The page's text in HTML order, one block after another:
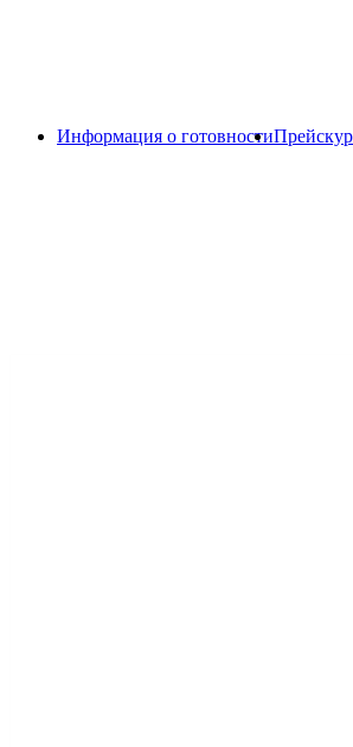
Информация о готовности